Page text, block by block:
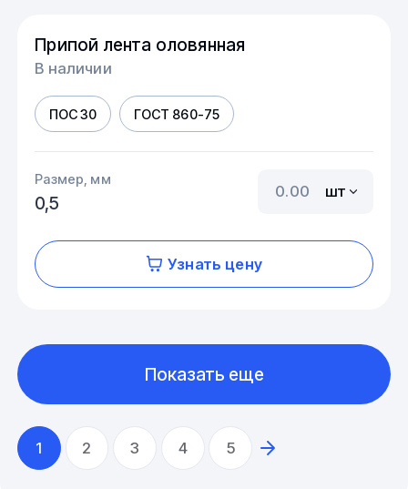
Припой лента оловянная
В наличии
ПОС 30 ГОСТ 860-75
Размер, мм
0,5
шт
Узнать цену
1 2 3 4 5
Показать еще